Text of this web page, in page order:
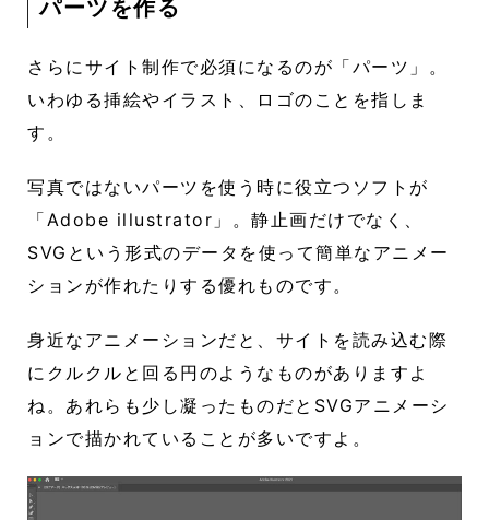
パーツを作る
さらにサイト制作で必須になるのが「パーツ」。
いわゆる挿絵やイラスト、ロゴのことを指しま
す。
写真ではないパーツを使う時に役立つソフトが
「Adobe illustrator」。静止画だけでなく、
SVGという形式のデータを使って簡単なアニメー
ションが作れたりする優れものです。
身近なアニメーションだと、サイトを読み込む際
にクルクルと回る円のようなものがありますよ
ね。あれらも少し凝ったものだとSVGアニメーシ
ョンで描かれていることが多いですよ。